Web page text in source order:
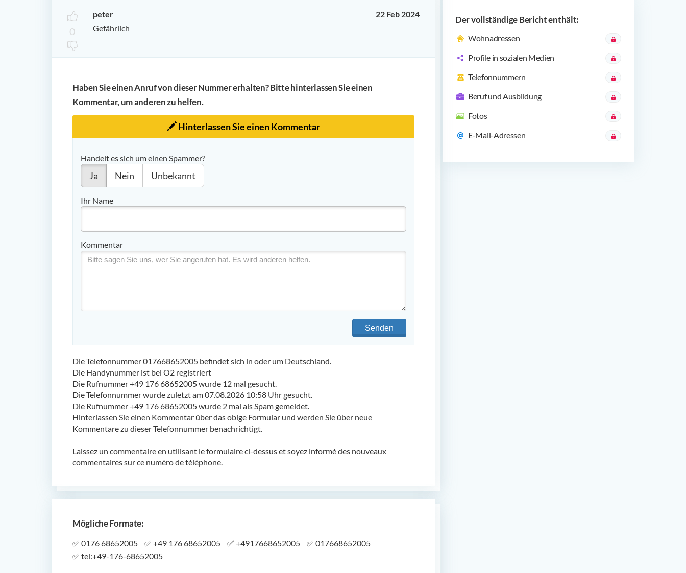
0
peter
22 Feb 2024
Gefährlich
Haben Sie einen Anruf von dieser Nummer erhalten? Bitte hinterlassen Sie einen
Kommentar, um anderen zu helfen.
Hinterlassen Sie einen Kommentar
Handelt es sich um einen Spammer?
Ja Nein Unbekannt
Ihr Name
Kommentar
Senden
Die Telefonnummer 017668652005 befindet sich in oder um Deutschland.
Die Handynummer ist bei O2 registriert
Die Rufnummer +49 176 68652005 wurde 12 mal gesucht.
Die Telefonnummer wurde zuletzt am 07.08.2026 10:58 Uhr gesucht.
Die Rufnummer +49 176 68652005 wurde 2 mal als Spam gemeldet.
Hinterlassen Sie einen Kommentar über das obige Formular und werden Sie über neue
Kommentare zu dieser Telefonnummer benachrichtigt.
Laissez un commentaire en utilisant le formulaire ci-dessus et soyez informé des nouveaux
commentaires sur ce numéro de téléphone.
Mögliche Formate:
✅ 0176 68652005 ✅ +49 176 68652005 ✅ +4917668652005 ✅ 017668652005
✅ tel:+49-176-68652005
Der vollständige Bericht enthält:
Wohnadressen
Profile in sozialen Medien
Telefonnummern
Beruf und Ausbildung
Fotos
E-Mail-Adressen